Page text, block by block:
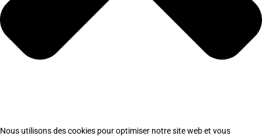
Nous utilisons des cookies pour optimiser notre site web et vous